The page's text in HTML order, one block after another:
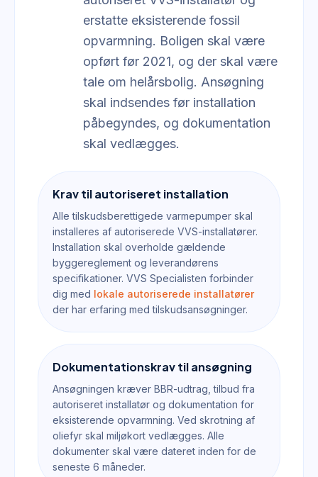
erstatte eksisterende fossil
opvarmning. Boligen skal være
opført før 2021, og der skal være
tale om helårsbolig. Ansøgning
skal indsendes før installation
påbegyndes, og dokumentation
skal vedlægges.
Krav til autoriseret installation
Alle tilskudsberettigede varmepumper skal
installeres af autoriserede VVS-installatører.
Installation skal overholde gældende
byggereglement og leverandørens
specifikationer. VVS Specialisten forbinder
dig med lokale autoriserede installatører
der har erfaring med tilskudsansøgninger.
Dokumentationskrav til ansøgning
Ansøgningen kræver BBR-udtrag, tilbud fra
autoriseret installatør og dokumentation for
eksisterende opvarmning. Ved skrotning af
oliefyr skal miljøkort vedlægges. Alle
dokumenter skal være dateret inden for de
seneste 6 måneder.